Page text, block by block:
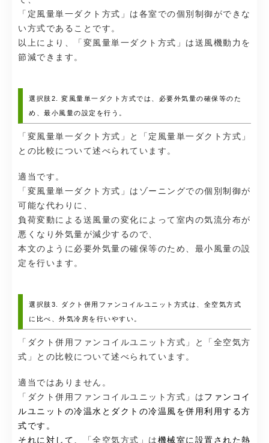
「定風量単一ダクト方式」は各室での個別制御ができな
い方式であることです。
以上により、「変風量単一ダクト方式」は送風機動力を
節減できます。
選択肢2. 変風量単一ダクト方式では、必要外気量の確保等のた
め、最小風量の設定を行う。
「変風量単一ダクト方式」と「定風量単一ダクト方式」
との比較について述べられています。
適当です。
「変風量単一ダクト方式」はゾーニングでの個別制御が
可能な代わりに、
負荷変動による送風量の変化によって室内の気流分布が
悪くなり外気量が減少するので、
本文のように必要外気量の確保等のため、最小風量の設
定を行います。
選択肢3. ダクト併用ファンコイルユニット方式は、全空気方式
に比べ、外気冷房を行いやすい。
「ダクト併用ファンコイルユニット方式」と「全空気方
式」との比較について述べられています。
適当ではありません。
「ダクト併用ファンコイルユニット方式」は ファンコイ
ルユニットの冷温水とダクトの冷温風を併用利用する方
式です。
それに対して、
「全空気方式」は 機械室に設置された熱